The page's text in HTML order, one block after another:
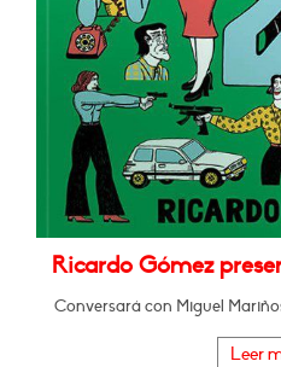
Ricardo Gómez
Conversará con Miguel
Leer